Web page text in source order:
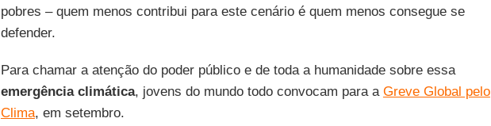
pobres – quem menos contribui para este cenário é quem menos consegue se
defender.
Para chamar a atenção do poder público e de toda a humanidade sobre essa
emergência climática, jovens do mundo todo convocam para a Greve Global pelo
Clima, em setembro.